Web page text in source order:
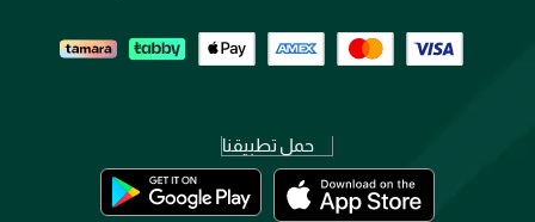
حمل تطبيقنا